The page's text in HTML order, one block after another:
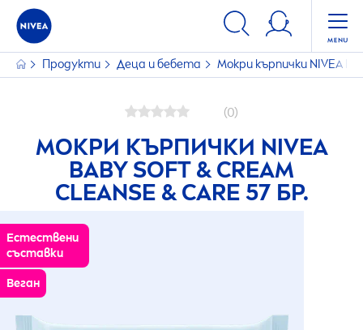
Продукти Деца и бебета Мокри кърпички NIVEA
(0)
МОКРИ КЪРПИЧКИ NIVEA
BABY SOFT & CREAM
CLEANSE &CARE57 БР.
Естествени
съставки
Веган